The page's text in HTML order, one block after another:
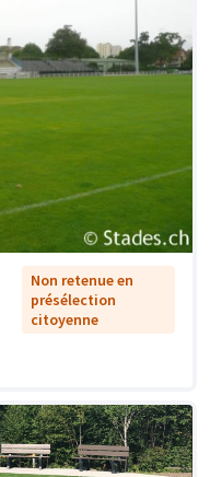
Non retenue en
présélection
citoyenne